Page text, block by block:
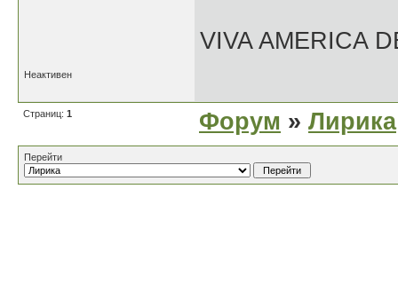
VIVA AMERICA
Неактивен
Страниц: 1 Форум » Лирика
Перейти